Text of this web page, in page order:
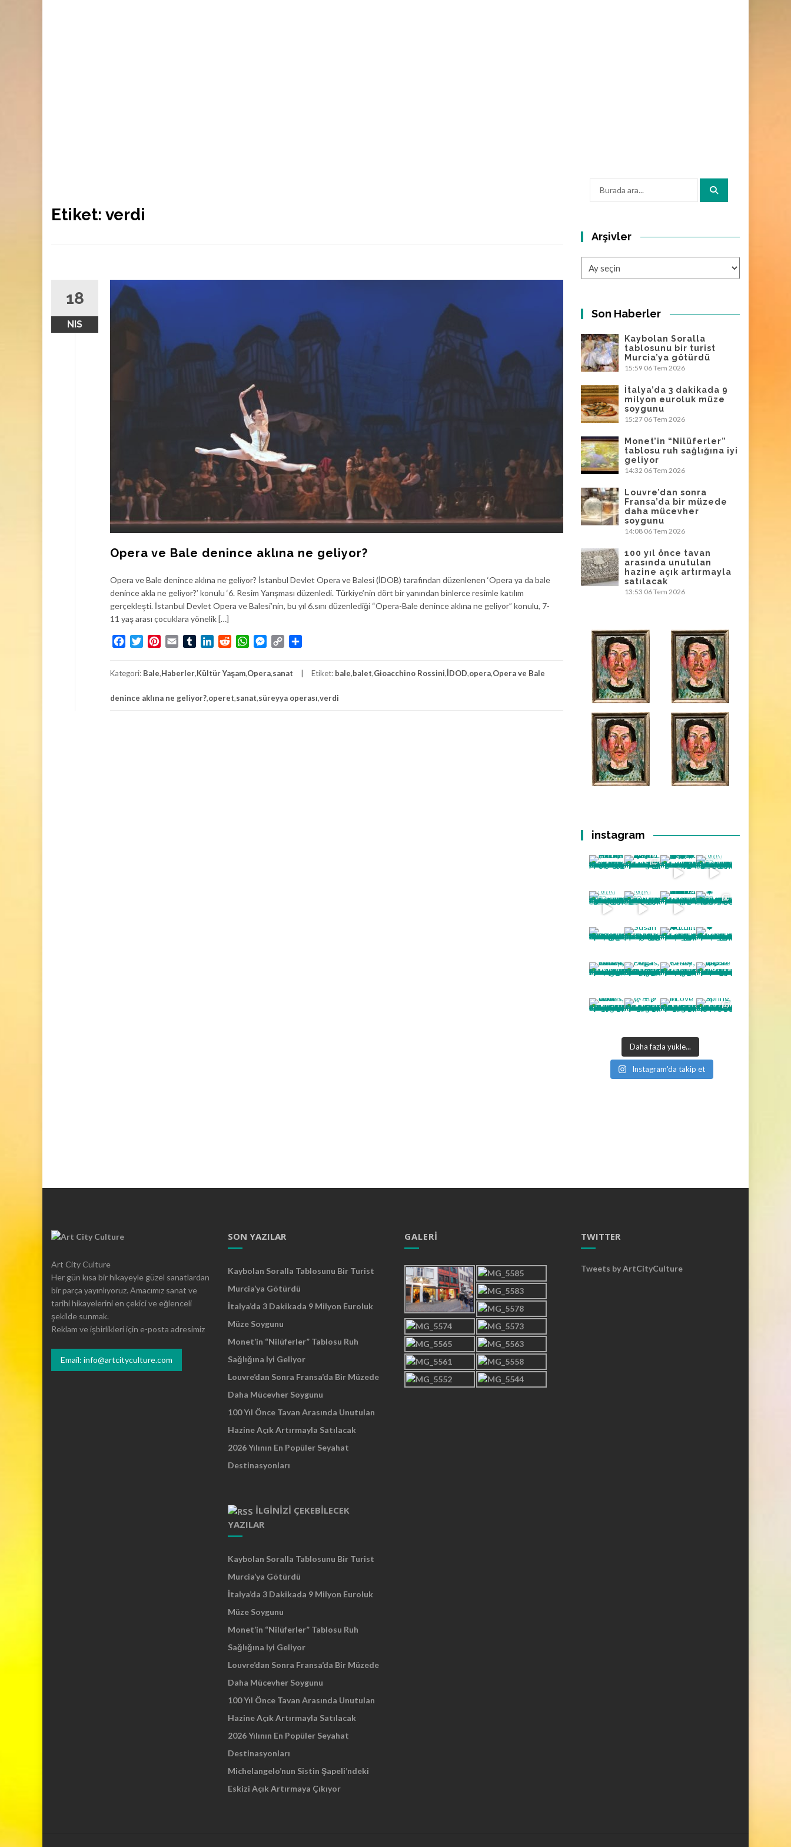
Etiket: verdi
18
NIS
Opera ve Bale denince aklına ne geliyor?
Opera ve Bale denince aklına ne geliyor? İstanbul Devlet Opera ve Balesi (İDOB) tarafından düzenlenen ‘Opera ya da bale
denince akla ne geliyor?’ konulu ‘6. Resim Yarışması düzenledi. Türkiye’nin dört bir yanından binlerce resimle katılım
gerçekleşti. İstanbul Devlet Opera ve Balesi’nin, bu yıl 6.sını düzenlediği “Opera-Bale denince aklına ne geliyor” konulu, 7-
11 yaş arası çocuklara yönelik […]
FacebookTwitterPinterest
Email TumblrLinkedInRedditWhatsApp
Messenger
Copy
Kategori: Bale,Haberler,Kültür Yaşam,Opera,sanat Etiket: bale,balet,Gioacchino Rossini,İDOD,opera,Opera ve Bale
denince aklına ne geliyor?,operet,sanat,süreyya operası,verdi
Arşivler
Son Haberler
Kaybolan Soralla
tablosunu bir turist
Murcia’ya götürdü
15:59 06 Tem 2026
İtalya’da 3 dakikada 9
milyon euroluk müze
soygunu
15:27 06 Tem 2026
Monet’in “Nilüferler”
tablosu ruh sağlığına iyi
geliyor
14:32 06 Tem 2026
Louvre’dan sonra
Fransa’da bir müzede
daha mücevher
soygunu
14:08 06 Tem 2026
100 yıl önce tavan
arasında unutulan
hazine açık artırmayla
satılacak
13:53 06 Tem 2026
instagram
Daha fazla yükle...
Instagram'da takip et
Art City Culture
Her gün kısa bir hikayeyle güzel sanatlardan
bir parça yayınlıyoruz. Amacımız sanat ve
tarihi hikayelerini en çekici ve eğlenceli
şekilde sunmak.
Reklam ve işbirlikleri için e-posta adresimiz
Email: info@artcityculture.com
SON YAZILAR
Kaybolan Soralla Tablosunu Bir Turist
Murcia’ya Götürdü
İtalya’da 3 Dakikada 9 Milyon Euroluk
Müze Soygunu
Monet’in “Nilüferler” Tablosu Ruh
Sağlığına Iyi Geliyor
Louvre’dan Sonra Fransa’da Bir Müzede
Daha Mücevher Soygunu
100 Yıl Önce Tavan Arasında Unutulan
Hazine Açık Artırmayla Satılacak
2026 Yılının En Popüler Seyahat
Destinasyonları
İLGINIZI ÇEKEBILECEK
YAZILAR
Kaybolan Soralla Tablosunu Bir Turist
Murcia’ya Götürdü
İtalya’da 3 Dakikada 9 Milyon Euroluk
Müze Soygunu
Monet’in “Nilüferler” Tablosu Ruh
Sağlığına Iyi Geliyor
Louvre’dan Sonra Fransa’da Bir Müzede
Daha Mücevher Soygunu
100 Yıl Önce Tavan Arasında Unutulan
Hazine Açık Artırmayla Satılacak
2026 Yılının En Popüler Seyahat
Destinasyonları
Michelangelo’nun Sistin Şapeli’ndeki
Eskizi Açık Artırmaya Çıkıyor
GALERI TWITTER
Tweets by ArtCityCulture